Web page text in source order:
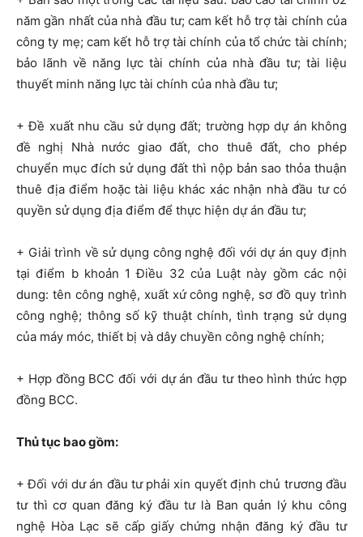
năm gần nhất của nhà đầu tư; cam kết hỗ trợ tài chính của
công ty mẹ; cam kết hỗ trợ tài chính của tổ chức tài chính;
bảo lãnh về năng lực tài chính của nhà đầu tư; tài liệu
thuyết minh năng lực tài chính của nhà đầu tư;
+ Đề xuất nhu cầu sử dụng đất; trường hợp dự án không
đề nghị Nhà nước giao đất, cho thuê đất, cho phép
chuyển mục đích sử dụng đất thì nộp bản sao thỏa thuận
thuê địa điểm hoặc tài liệu khác xác nhận nhà đầu tư có
quyền sử dụng địa điểm để thực hiện dự án đầu tư;
+ Giải trình về sử dụng công nghệ đối với dự án quy định
tại điểm b khoản 1 Điều 32 của Luật này gồm các nội
dung: tên công nghệ, xuất xứ công nghệ, sơ đồ quy trình
công nghệ; thông số kỹ thuật chính, tình trạng sử dụng
của máy móc, thiết bị và dây chuyền công nghệ chính;
+ Hợp đồng BCC đối với dự án đầu tư theo hình thức hợp
đồng BCC.
Thủ tục bao gồm:
+ Đối với dư án đầu tư phải xin quyết định chủ trương đầu
tư thì cơ quan đăng ký đầu tư là Ban quản lý khu công
nghệ Hòa Lạc sẽ cấp giấy chứng nhận đăng ký đầu tư